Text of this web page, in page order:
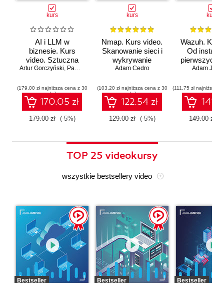
kurs
AI i LLM w
biznesie. Kurs
video. Sztuczna
inteligencja dla
Artur Gorczyński Paweł Rachwał
(179,00 zł najniższa cena z 30
dni)
170.05 zł
179.00 zł (-5%)
kurs
Nmap. Kurs video.
Skanowanie sieci i
wykrywanie
zagrożeń
Adam Cedro
(103,20 zł najniższa cena z 30
dni)
122.54 zł
129.00 zł (-5%)
kurs
Wazuh. Kurs
Od
pierwszych
Adam
(111,75 zł najniższa
149.00 zł
TOP 25 videokursy
wszystkie bestsellery video
Bestseller Bestseller Bestseller